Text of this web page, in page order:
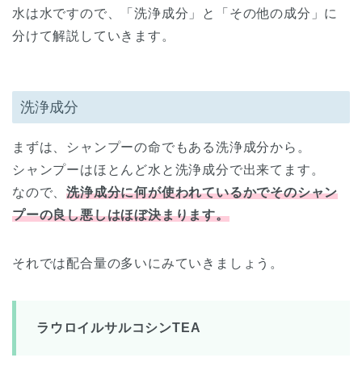
水は水ですので、「洗浄成分」と「その他の成分」に
分けて解説していきます。
洗浄成分
まずは、シャンプーの命でもある洗浄成分から。
シャンプーはほとんど水と洗浄成分で出来てます。
なので、洗浄成分に何が使われているかでそのシャン
プーの良し悪しはほぼ決まります。
それでは配合量の多いにみていきましょう。
ラウロイルサルコシンTEA